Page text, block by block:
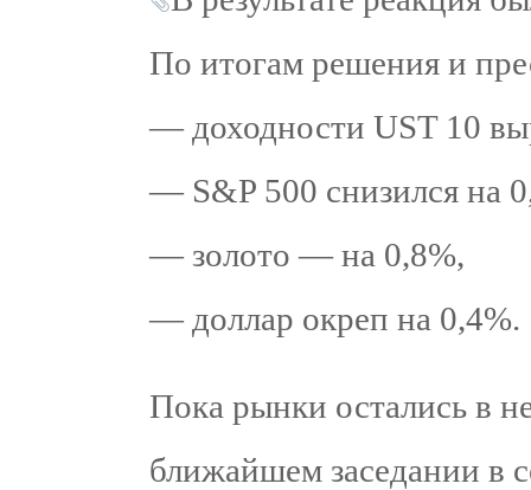
По итогам решения и
— доходности UST 10
— S&P 500 снизился на
— золото — на 0,8%,
— доллар окреп на 0,4%.
Пока рынки остались в
ближайшем заседании в